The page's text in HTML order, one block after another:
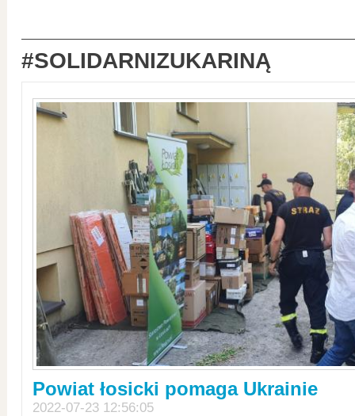
#SOLIDARNIZUKARINĄ
Powiat łosicki pomaga Ukrainie
2022-07-23 12:56:05